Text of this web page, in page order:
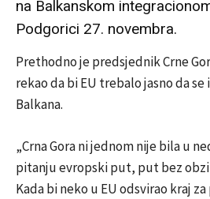
na Balkanskom
Podgorici 27. novembra.
Prethodno je predsjednik Crne
rekao da bi EU trebalo jasno da
Balkana.
„Crna Gora ni jednom nije bila u
pitanju evropski put, put bez
Kada bi neko u EU odsvirao kraj